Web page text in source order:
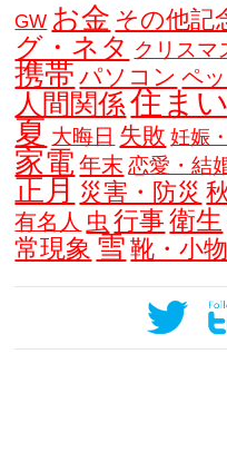
GW お金 その他記
グ・ネタ クリスマ
携帯 パソコン ペッ
人間関係住まい
夏 大晦日 失敗 妊娠
家電 年末 恋愛・結
正月 災害・防災 秋
有名人 虫 行事 衛生
常現象 雪 靴・小物